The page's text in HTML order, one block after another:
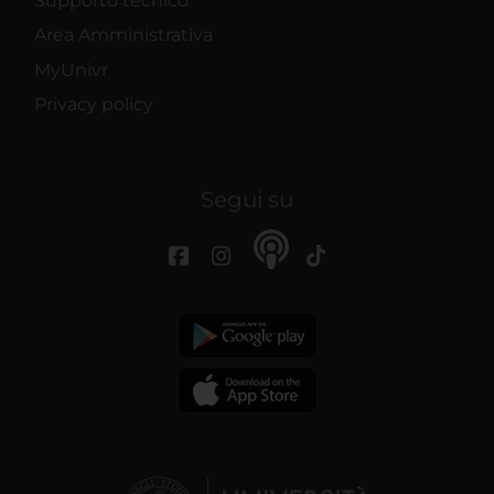
Area Amministrativa
MyUnivr
Privacy policy
Segui su